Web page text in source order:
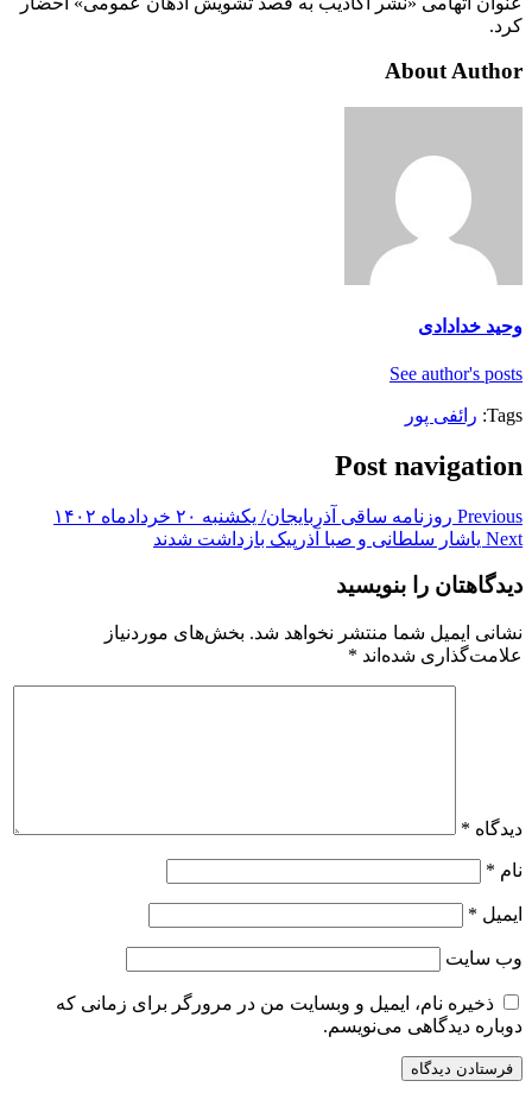
کرد.
About Author
وحید خدادادی
See author's posts
Tags: رائفی پور
Post navigation
Previous روزنامه ساقی آذربایجان/ یکشنبه ۲۰ خردادماه ۱۴۰۲
Next یاشار سلطانی و صبا آذرپیک بازداشت شدند
دیدگاهتان را بنویسید
نشانی ایمیل شما منتشر نخواهد شد. بخش‌های موردنیاز
علامت‌گذاری شده‌اند *
دیدگاه *
نام *
ایمیل *
وب‌ سایت
ذخیره نام، ایمیل و وبسایت من در مرورگر برای زمانی که
دوباره دیدگاهی می‌نویسم.